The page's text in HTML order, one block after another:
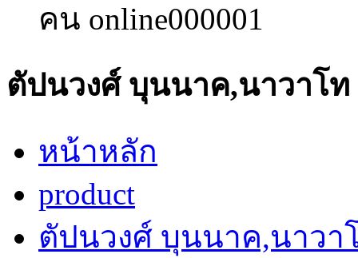
คน online000001
ตัปนวงศ์ บุนนาค,นาวาโท
หน้าหลัก
product
ตัปนวงศ์ บุนนาค,นาวา